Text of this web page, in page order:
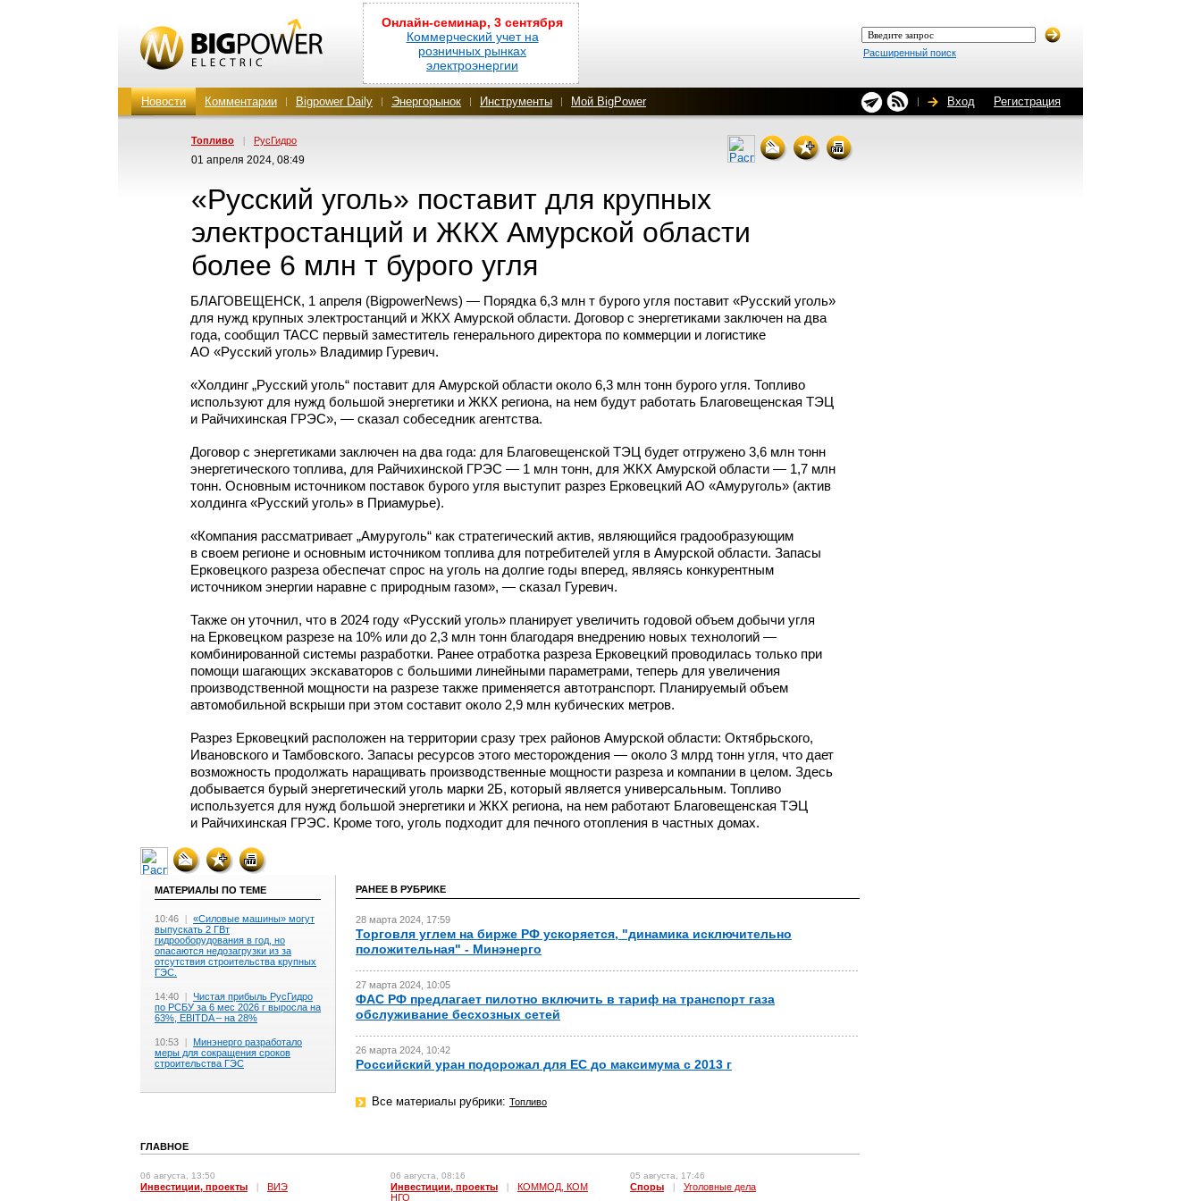
Онлайн-семинар, 3 сентября
Коммерческий учет на
розничных рынках
электроэнергии
Расширенный поиск
Новости Комментарии Bigpower Daily Энергорынок Инструменты Мой BigPower Вход Регистрация
Топливо | РусГидро
01 апреля 2024, 08:49
«Русский уголь» поставит для крупных
электростанций и ЖКХ Амурской области
более 6 млн т бурого угля
БЛАГОВЕЩЕНСК, 1 апреля (BigpowerNews) — Порядка 6,3 млн т бурого угля поставит «Русский уголь»
для нужд крупных электростанций и ЖКХ Амурской области. Договор с энергетиками заключен на два
года, сообщил ТАСС первый заместитель генерального директора по коммерции и логистике
АО «Русский уголь» Владимир Гуревич.
«Холдинг „Русский уголь“ поставит для Амурской области около 6,3 млн тонн бурого угля. Топливо
используют для нужд большой энергетики и ЖКХ региона, на нем будут работать Благовещенская ТЭЦ
и Райчихинская ГРЭС», — сказал собеседник агентства.
Договор с энергетиками заключен на два года: для Благовещенской ТЭЦ будет отгружено 3,6 млн тонн
энергетического топлива, для Райчихинской ГРЭС — 1 млн тонн, для ЖКХ Амурской области — 1,7 млн
тонн. Основным источником поставок бурого угля выступит разрез Ерковецкий АО «Амуруголь» (актив
холдинга «Русский уголь» в Приамурье).
«Компания рассматривает „Амуруголь“ как стратегический актив, являющийся градообразующим
в своем регионе и основным источником топлива для потребителей угля в Амурской области. Запасы
Ерковецкого разреза обеспечат спрос на уголь на долгие годы вперед, являясь конкурентным
источником энергии наравне с природным газом», — сказал Гуревич.
Также он уточнил, что в 2024 году «Русский уголь» планирует увеличить годовой объем добычи угля
на Ерковецком разрезе на 10% или до 2,3 млн тонн благодаря внедрению новых технологий —
комбинированной системы разработки. Ранее отработка разреза Ерковецкий проводилась только при
помощи шагающих экскаваторов с большими линейными параметрами, теперь для увеличения
производственной мощности на разрезе также применяется автотранспорт. Планируемый объем
автомобильной вскрыши при этом составит около 2,9 млн кубических метров.
Разрез Ерковецкий расположен на территории сразу трех районов Амурской области: Октябрьского,
Ивановского и Тамбовского. Запасы ресурсов этого месторождения — около 3 млрд тонн угля, что дает
возможность продолжать наращивать производственные мощности разреза и компании в целом. Здесь
добывается бурый энергетический уголь марки 2Б, который является универсальным. Топливо
используется для нужд большой энергетики и ЖКХ региона, на нем работают Благовещенская ТЭЦ
и Райчихинская ГРЭС. Кроме того, уголь подходит для печного отопления в частных домах.
МАТЕРИАЛЫ ПО ТЕМЕ
10:46 | «Силовые машины» могут
выпускать 2 ГВт
гидрооборудования в год, но
опасаются недозагрузки из за
отсутствия строительства крупных
ГЭС.
14:40 | Чистая прибыль РусГидро
по РСБУ за 6 мес 2026 г выросла на
63%, EBITDA – на 28%
10:53 | Минэнерго разработало
меры для сокращения сроков
строительства ГЭС
РАНЕЕ В РУБРИКЕ
28 марта 2024, 17:59
Торговля углем на бирже РФ ускоряется, "динамика исключительно
положительная" - Минэнерго
27 марта 2024, 10:05
ФАС РФ предлагает пилотно включить в тариф на транспорт газа
обслуживание бесхозных сетей
26 марта 2024, 10:42
Российский уран подорожал для ЕС до максимума с 2013 г
Все материалы рубрики: Топливо
ГЛАВНОЕ
06 августа, 13:50
Инвестиции, проекты | ВИЭ
06 августа, 08:16
Инвестиции, проекты |
КОММОД, КОМ
НГО
05 августа, 17:46
Споры | Уголовные дела